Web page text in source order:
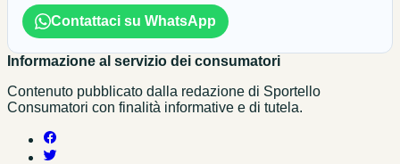
Contattaci su WhatsApp
Informazione al servizio dei consumatori
Contenuto pubblicato dalla redazione di Sportello
Consumatori con finalità informative e di tutela.